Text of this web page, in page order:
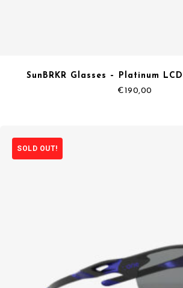
SunBRKR Glasses – Platinum
€190,00
SOLD OUT!